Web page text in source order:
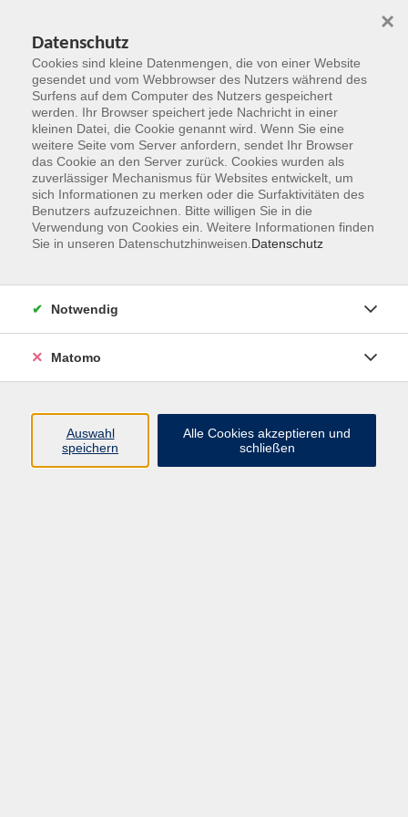
Zum Hauptinhalt springen
Der Kurs konnte nicht gefunden werden.
Erich-Kästner-Str. 5
65232 Taunusstein
info@vhs-rtk.de
Tel: 06128-92770
Datenschutz
Cookies sind kleine Datenmengen, die von einer Website
gesendet und vom Webbrowser des Nutzers während des
Surfens auf dem Computer des Nutzers gespeichert
werden. Ihr Browser speichert jede Nachricht in einer
kleinen Datei, die Cookie genannt wird. Wenn Sie eine
weitere Seite vom Server anfordern, sendet Ihr Browser
das Cookie an den Server zurück. Cookies wurden als
zuverlässiger Mechanismus für Websites entwickelt, um
sich Informationen zu merken oder die Surfaktivitäten des
Benutzers aufzuzeichnen. Bitte willigen Sie in die
Verwendung von Cookies ein. Weitere Informationen finden
Sie in unseren Datenschutzhinweisen. Datenschutz
×
Notwendig
Matomo
Auswahl
speichern
Alle Cookies akzeptieren und
schließen